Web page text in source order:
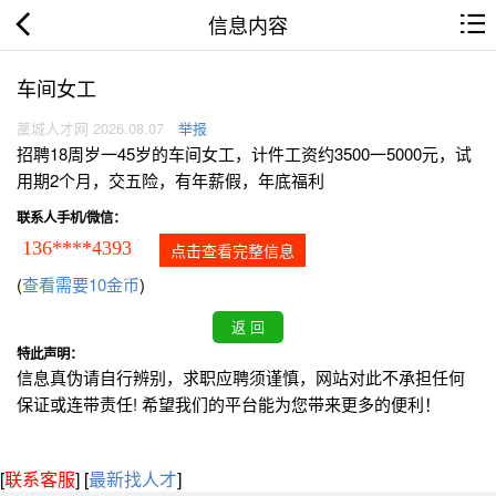
信息内容
车间女工
藁城人才网 2026.08.07 举报
招聘18周岁一45岁的车间女工，计件工资约3500一5000元，试
用期2个月，交五险，有年薪假，年底福利
联系人手机/微信：
136****4393 点击查看完整信息
(查看需要10金币)
特此声明：
信息真伪请自行辨别，求职应聘须谨慎，网站对此不承担任何
保证或连带责任! 希望我们的平台能为您带来更多的便利！
[联系客服] [最新找人才]